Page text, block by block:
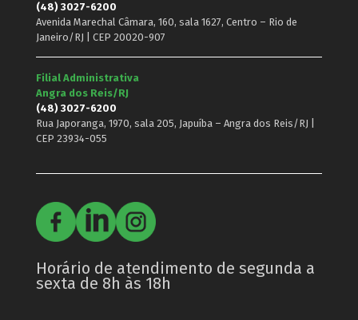
(48) 3027-6200
Avenida Marechal Câmara, 160, sala 1627, Centro – Rio de
Janeiro/RJ | CEP 20020-907
Filial Administrativa
Angra dos Reis/RJ
(48) 3027-6200
Rua Japoranga, 1970, sala 205, Japuíba – Angra dos Reis/RJ |
CEP 23934-055
Horário de atendimento de segunda a
sexta de 8h às 18h